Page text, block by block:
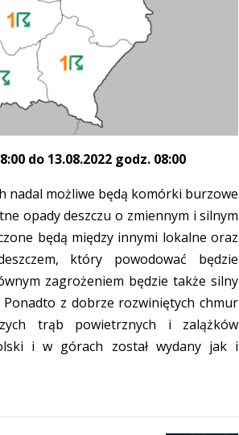
do 13.08.2022 godz. 08:00
nadal możliwe będą komórki burzowe
opady deszczu o zmiennym i silnym
będą między innymi lokalne oraz
który powodować będzie
zagrożeniem będzie także silny
z dobrze rozwiniętych chmur
trąb powietrznych i zalążków
i w górach został wydany jak i